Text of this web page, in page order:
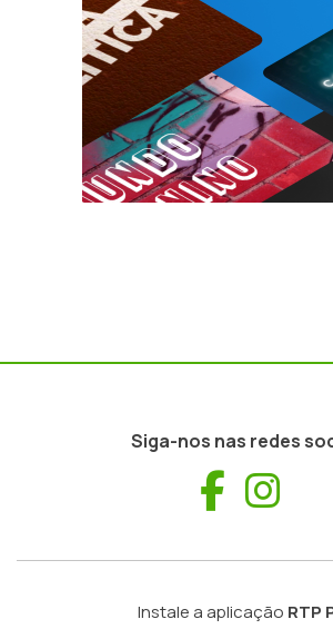
Siga-nos nas redes
Instale a aplicação RTP